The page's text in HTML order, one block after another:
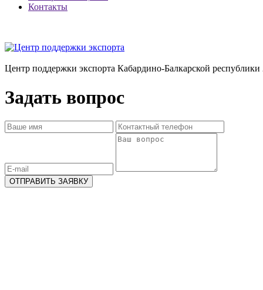
Контакты
Центр поддержки экспорта Кабардино-Балкарской республики
Задать вопрос
ОТПРАВИТЬ ЗАЯВКУ